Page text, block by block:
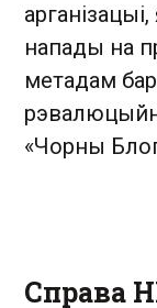
напады на
метадам
«Чорны
Справа